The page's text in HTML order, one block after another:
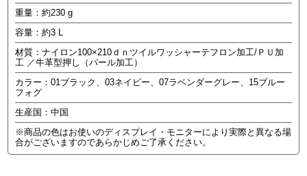
重量：約230 g
容量：約3 L
材質：ナイロン100×210ｄｎツイルワッシャーテフロン加工/ＰＵ加
工 ／牛革型押し（パール加工）
カラー：01ブラック、03ネイビー、07ラベンダーグレー、15ブルー
フォグ
生産国：中国
※商品の色はお使いのディスプレイ・モニターにより実際と異なる場
合がございますのであらかじめご了承ください。